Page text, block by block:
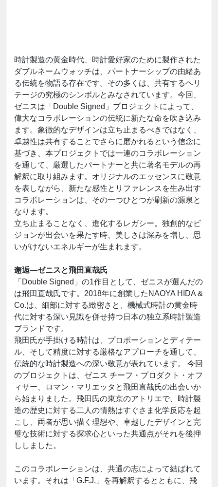
時計製造の黄金時代、時計愛好家のために製作された
ダブルネームウォッチは、パートナーシップの由緒あ
る伝統を物語る存在です。その多くは、共有するヘリ
テージの究極のシンボルとみなされています。今回、
ゼニスは「Double Signed」プロジェクトによって、
偉大なコラボレーションの伝統に新たな命を吹き込み
ます。象徴的なデザインは立ち止まるべきではなく、
卓越性は共有することでさらに磨かれるという信念に
基づき、本プロジェクトでは一連のコラボレーション
を通して、厳選したパートナーと共に著名モデルの再
解釈に取り組みます。オリジナルのエッセンスに敬意
を表しながら、新たな感性とリファレンスを生み出す
コラボレーションは、その一つひとつが刷新の源泉と
なります。
立ち止まることなく、進化するレガシー。独創的なビ
ジョンが出会いを果たす時、美しさは深みを増し、思
いがけないエネルギーが生まれます。
邂逅―ゼニスと飛田直哉氏
「Double Signed」の1作目として、ゼニスが選んだの
は飛田直哉氏です。2018年に創業したNAOYA HIDA &
Co.は、細部に対する緻密さと、機械式時計の黄金時
代に対する深い見識を併せ持つ日本の独立系時計製造
ブランドです。
飛田氏が手掛ける時計は、プロポーションとディテー
ル、そして精度に対する厳格なアプローチを通して、
伝統的な時計製造への深い敬意が表れています。 今回
のプロジェクトは、ゼニス チーフ・プロダクト・オフ
ィサー、ロマン・マリエッタと飛田直哉氏の出会いか
ら始まりました。飛田氏の東京のアトリエで、時計製
造の歴史に対する二人の情熱はすぐさま化学反応を起
こし、両者が思い描く理想や、卓越したデザインと完
璧な技術に対する探求心といった共通点がそれを後押
ししました。
このコラボレーションは、共通の志によって結ばれて
います。それは「G.F.J.」を再解釈するとともに、飛